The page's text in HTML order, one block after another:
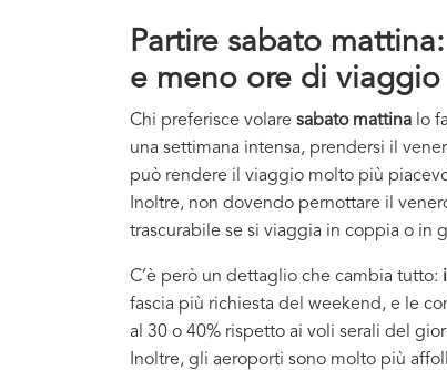
Partire sabato
e meno ore di viaggio
Chi preferisce volare sabato mattina lo
una settimana intensa, prendersi il
può rendere il viaggio molto più
Inoltre, non dovendo pernottare il
trascurabile se si viaggia in coppia o in
C’è però un dettaglio che cambia tutto:
fascia più richiesta del weekend, e le
al 30 o 40% rispetto ai voli serali del
Inoltre, gli aeroporti sono molto più